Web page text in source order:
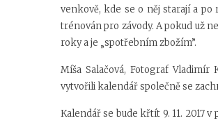
venkově, kde se o něj starají a
trénován pro závody. A pokud už
roky a je „spotřebním zbožím”.
Míša Salačová, Fotograf
vytvořili kalendář společně se
Kalendář se bude křtít 9. 11. 2017